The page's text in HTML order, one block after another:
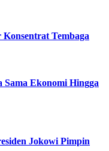
Tembaga
Ekonomi Hingga
Jokowi Pimpin